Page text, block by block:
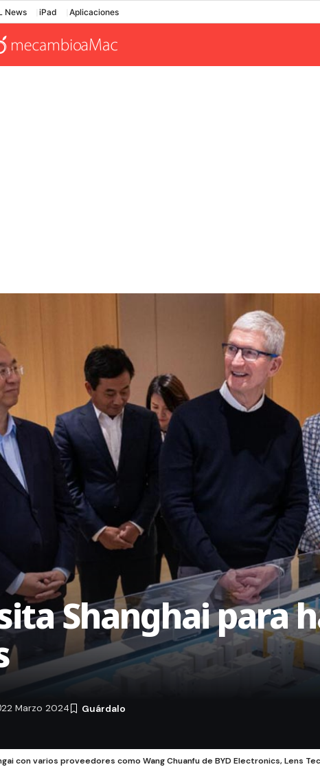
News iPad Aplicaciones
Shanghai para
22 Marzo 2024
con varios proveedores como Wang Chuanfu de BYD Electronics, Lens